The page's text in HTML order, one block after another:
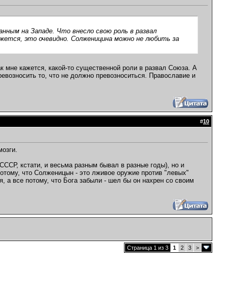
на Западе. Что внесло свою роль в развал
это очевидно. Солженицина можно не любить за
мне кажется, какой-то существенной роли в развал Союза. А
то, что не должно превозноситься. Православие и
#10
кстати, и весьма разным бывал в разные годы), но и
что Солженицын - это лживое оружие против "левых"
а все потому, что Бога забыли - шел бы он нахрен со своим
Страница 1 из 3 1 2 3 >